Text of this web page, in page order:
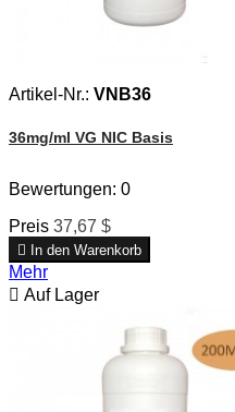
Artikel-Nr.: VNB36
36mg/ml VG NIC Basis
Bewertungen: 0
Preis 37,67 $
 In den Warenkorb
Mehr
 Auf Lager